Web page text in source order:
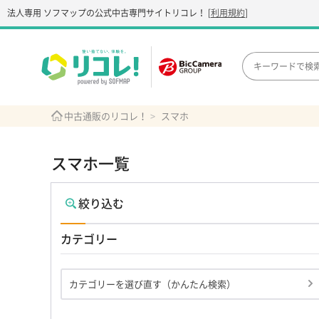
法人専用 ソフマップの公式中古専門サイト リコレ！ [利用規約]
中古通販のリコレ！ スマホ
スマホ一覧
絞り込む
カテゴリー
カテゴリーを選び直す（かんたん検索）